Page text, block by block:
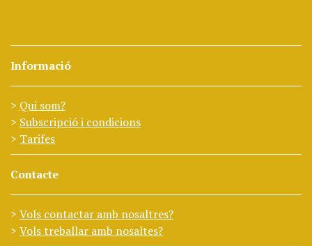
Informació
Qui som?
Subscripció i condicions
Tarifes
Contacte
Vols contactar amb nosaltres?
Vols treballar amb nosaltes?